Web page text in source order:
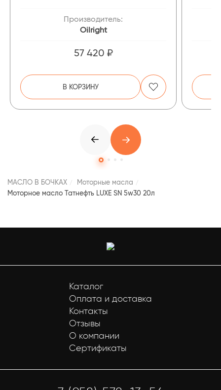
Производитель:
Oilright
57 420 ₽
В КОРЗИНУ
МАСЛО В БОЧКАХ
Моторные масла
Моторное масло Татнефть LUXE SN 5w30 20л
Каталог
Оплата и доставка
Контакты
Отзывы
О компании
Сертификаты